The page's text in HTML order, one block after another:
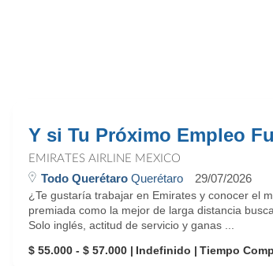
Y si Tu Próximo Empleo
EMIRATES AIRLINE MEXICO
Todo QuerétaroQuerétaro 29/07/2026
¿Te gustaría trabajar en Emirates y conocer el
premiada como la mejor de larga distancia
Solo inglés, actitud de servicio y ganas ...
$ 55.000 - $ 57.000
Indefinido Tiempo